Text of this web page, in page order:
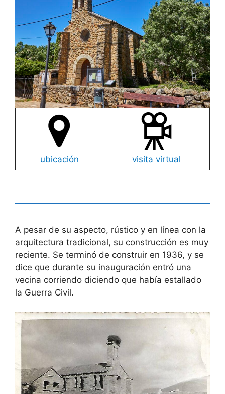
ubicación visita virtual
A pesar de su aspecto, rústico y en línea con la
arquitectura tradicional, su construcción es muy
reciente. Se terminó de construir en 1936, y se
dice que durante su inauguración entró una
vecina corriendo diciendo que había estallado
la Guerra Civil.